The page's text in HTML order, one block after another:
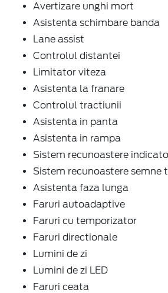
Avertizare unghi mort
Asistenta schimbare banda
Lane assist
Controlul distantei
Limitator viteza
Asistenta la franare
Controlul tractiunii
Asistenta in panta
Asistenta in rampa
Sistem recunoastere
Sistem recunoastere semne
Asistenta faza lunga
Faruri autoadaptive
Faruri cu temporizator
Faruri directionale
Lumini de zi
Lumini de zi LED
Faruri ceata